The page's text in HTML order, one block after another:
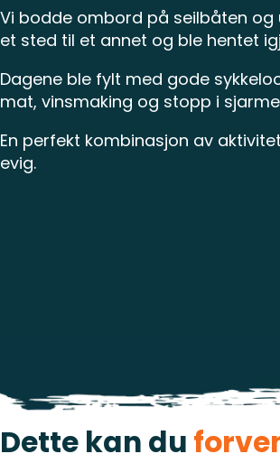
Vi bodde ombord på seilbåten
et sted til et annet og ble hentet
Dagene ble fylt med gode
mat, vinsmaking og stopp i
En perfekt kombinasjon av
evig.
Dette kan du